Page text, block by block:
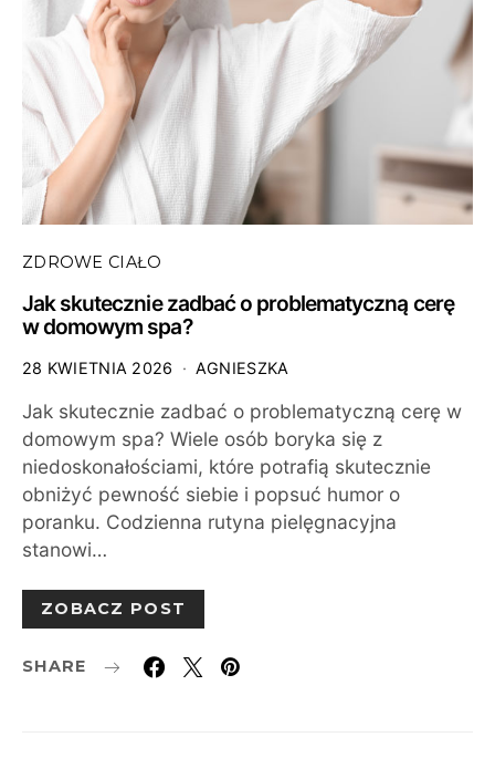
ZDROWE CIAŁO
Jak skutecznie zadbać o problematyczną cerę
w domowym spa?
28 KWIETNIA 2026 AGNIESZKA
Jak skutecznie zadbać o problematyczną cerę w
domowym spa? Wiele osób boryka się z
niedoskonałościami, które potrafią skutecznie
obniżyć pewność siebie i popsuć humor o
poranku. Codzienna rutyna pielęgnacyjna
stanowi…
ZOBACZ POST
SHARE